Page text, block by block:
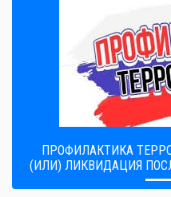
ПРОФИЛАКТИКА
(ИЛИ) ЛИКВИДАЦИЯ